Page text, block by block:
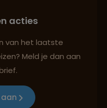
cultuur en milieu
vrijheid
acties
van het laatste
Meld je dan aan